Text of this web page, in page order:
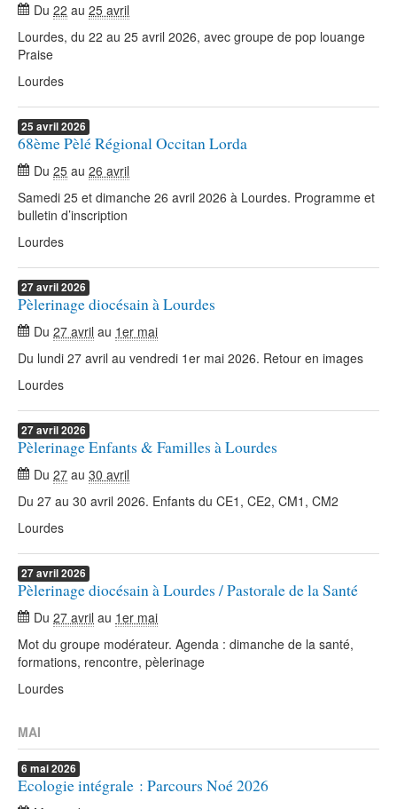
Du 22 au 25 avril
Lourdes, du 22 au 25 avril 2026, avec groupe de pop louange
Praise
Lourdes
25 avril2026
68ème Pèlé Régional Occitan Lorda
Du 25 au 26 avril
Samedi 25 et dimanche 26 avril 2026 à Lourdes. Programme et
bulletin d’inscription
Lourdes
27avril2026
Pèlerinage diocésain à Lourdes
Du 27 avril au 1er mai
Du lundi 27 avril au vendredi 1er mai 2026. Retour en images
Lourdes
27avril2026
Pèlerinage Enfants & Familles à Lourdes
Du 27 au 30 avril
Du 27 au 30 avril 2026. Enfants du CE1, CE2, CM1, CM2
Lourdes
27avril2026
Pèlerinage diocésain à Lourdes / Pastorale de la Santé
Du 27 avril au 1er mai
Mot du groupe modérateur. Agenda : dimanche de la santé,
formations, rencontre, pèlerinage
Lourdes
MAI
6 mai2026
Ecologie intégrale : Parcours Noé 2026